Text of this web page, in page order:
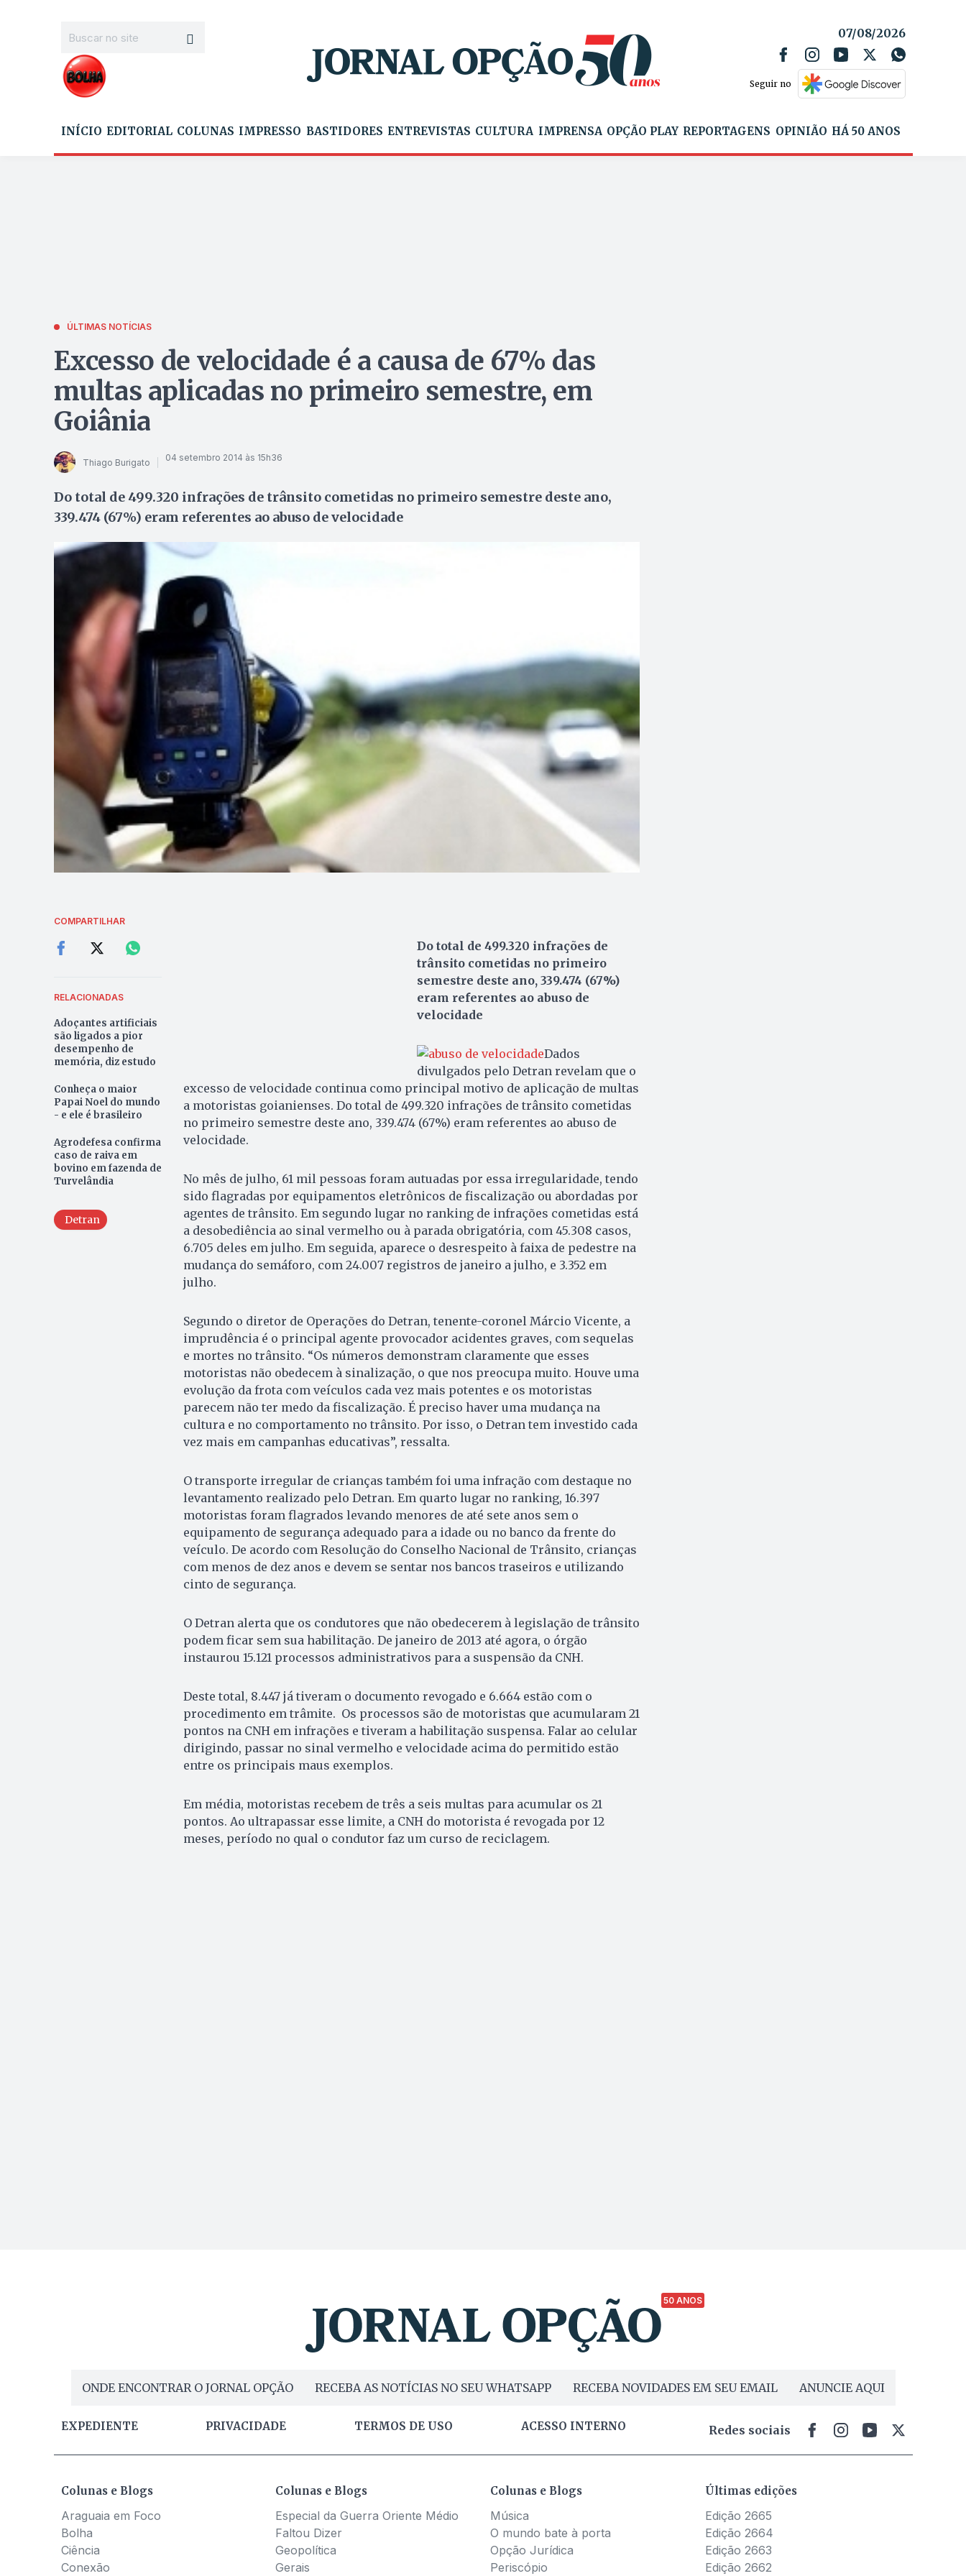
07/08/2026
Seguir no
INÍCIO EDITORIAL COLUNAS IMPRESSO BASTIDORES ENTREVISTAS CULTURA IMPRENSA OPÇÃO PLAY REPORTAGENS OPINIÃO HÁ 50 ANOS
ÚLTIMAS NOTÍCIAS
Excesso de velocidade é a causa de 67% das
multas aplicadas no primeiro semestre, em
Goiânia
Thiago Burigato 04 setembro 2014 às 15h36
Do total de 499.320 infrações de trânsito cometidas no primeiro semestre deste ano,
339.474 (67%) eram referentes ao abuso de velocidade
COMPARTILHAR
RELACIONADAS
Adoçantes artificiais
são ligados a pior
desempenho de
memória, diz estudo
Conheça o maior
Papai Noel do mundo
- e ele é brasileiro
Agrodefesa confirma
caso de raiva em
bovino em fazenda de
Turvelândia
Detran
Do total de 499.320 infrações de
trânsito cometidas no primeiro
semestre deste ano, 339.474 (67%)
eram referentes ao abuso de
velocidade
Dados
divulgados pelo Detran revelam que o
excesso de velocidade continua como principal motivo de aplicação de multas
a motoristas goianienses. Do total de 499.320 infrações de trânsito cometidas
no primeiro semestre deste ano, 339.474 (67%) eram referentes ao abuso de
velocidade.
No mês de julho, 61 mil pessoas foram autuadas por essa irregularidade, tendo
sido flagradas por equipamentos eletrônicos de fiscalização ou abordadas por
agentes de trânsito. Em segundo lugar no ranking de infrações cometidas está
a desobediência ao sinal vermelho ou à parada obrigatória, com 45.308 casos,
6.705 deles em julho. Em seguida, aparece o desrespeito à faixa de pedestre na
mudança do semáforo, com 24.007 registros de janeiro a julho, e 3.352 em
julho.
Segundo o diretor de Operações do Detran, tenente-coronel Márcio Vicente, a
imprudência é o principal agente provocador acidentes graves, com sequelas
e mortes no trânsito. “Os números demonstram claramente que esses
motoristas não obedecem à sinalização, o que nos preocupa muito. Houve uma
evolução da frota com veículos cada vez mais potentes e os motoristas
parecem não ter medo da fiscalização. É preciso haver uma mudança na
cultura e no comportamento no trânsito. Por isso, o Detran tem investido cada
vez mais em campanhas educativas”, ressalta.
O transporte irregular de crianças também foi uma infração com destaque no
levantamento realizado pelo Detran. Em quarto lugar no ranking, 16.397
motoristas foram flagrados levando menores de até sete anos sem o
equipamento de segurança adequado para a idade ou no banco da frente do
veículo. De acordo com Resolução do Conselho Nacional de Trânsito, crianças
com menos de dez anos e devem se sentar nos bancos traseiros e utilizando
cinto de segurança.
O Detran alerta que os condutores que não obedecerem à legislação de trânsito
podem ficar sem sua habilitação. De janeiro de 2013 até agora, o órgão
instaurou 15.121 processos administrativos para a suspensão da CNH.
Deste total, 8.447 já tiveram o documento revogado e 6.664 estão com o
procedimento em trâmite. Os processos são de motoristas que acumularam 21
pontos na CNH em infrações e tiveram a habilitação suspensa. Falar ao celular
dirigindo, passar no sinal vermelho e velocidade acima do permitido estão
entre os principais maus exemplos.
Em média, motoristas recebem de três a seis multas para acumular os 21
pontos. Ao ultrapassar esse limite, a CNH do motorista é revogada por 12
meses, período no qual o condutor faz um curso de reciclagem.
50 ANOS
ONDE ENCONTRAR O JORNAL OPÇÃO RECEBA AS NOTÍCIAS NO SEU WHATSAPP RECEBA NOVIDADES EM SEU EMAIL ANUNCIE AQUI
EXPEDIENTE PRIVACIDADE TERMOS DE USO ACESSO INTERNO Redes sociais
Colunas e Blogs
Araguaia em Foco
Bolha
Ciência
Conexão
Colunas e Blogs
Especial da Guerra Oriente Médio
Faltou Dizer
Geopolítica
Gerais
Colunas e Blogs
Música
O mundo bate à porta
Opção Jurídica
Periscópio
Últimas edições
Edição 2665
Edição 2664
Edição 2663
Edição 2662